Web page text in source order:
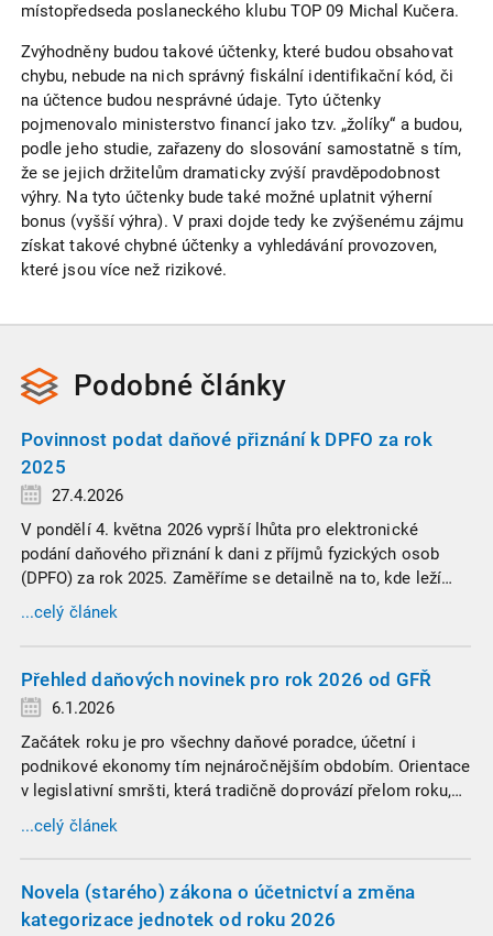
místopředseda poslaneckého klubu TOP 09 Michal Kučera.
Zvýhodněny budou takové účtenky, které budou obsahovat
chybu, nebude na nich správný fiskální identifikační kód, či
na účtence budou nesprávné údaje. Tyto účtenky
pojmenovalo ministerstvo financí jako tzv. „žolíky“ a budou,
podle jeho studie, zařazeny do slosování samostatně s tím,
že se jejich držitelům dramaticky zvýší pravděpodobnost
výhry. Na tyto účtenky bude také možné uplatnit výherní
bonus (vyšší výhra). V praxi dojde tedy ke zvýšenému zájmu
získat takové chybné účtenky a vyhledávání provozoven,
které jsou více než rizikové.
Podobné články
Povinnost podat daňové přiznání k DPFO za rok
2025
27.4.2026
V pondělí 4. května 2026 vyprší lhůta pro elektronické
podání daňového přiznání k dani z příjmů fyzických osob
(DPFO) za rok 2025. Zaměříme se detailně na to, kde leží
hranice povinnosti přiznání podat, jaké jsou nejčastější
chytáky v soubězích příjmů a na co si dát v roce 2026
...celý článek
Přehled daňových novinek pro rok 2026 od GFŘ
6.1.2026
Začátek roku je pro všechny daňové poradce, účetní i
podnikové ekonomy tím nejnáročnějším obdobím. Orientace
v legislativní smršti, která tradičně doprovází přelom roku,
vyžaduje nastudovat všechny novely a doprovodné
informace. Generální finanční ředitelství (GFŘ) zveřejnilo
žádného daňového profesionála.
...celý článek
Novela (starého) zákona o účetnictví a změna
kategorizace jednotek od roku 2026